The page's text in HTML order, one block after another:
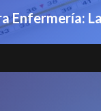
Enfermería: